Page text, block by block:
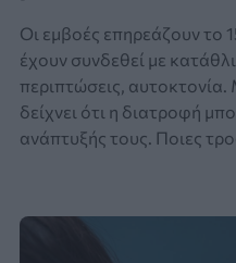
Οι εμβοές επηρεάζουν το
έχουν συνδεθεί με
περιπτώσεις, αυτοκτονία.
δείχνει ότι η διατροφή
ανάπτυξής τους. Ποιες